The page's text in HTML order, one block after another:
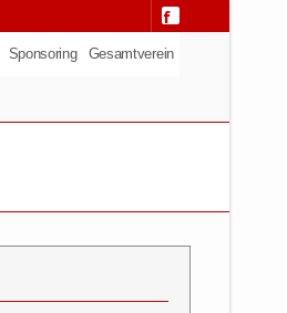
Sponsoring Gesamtverein